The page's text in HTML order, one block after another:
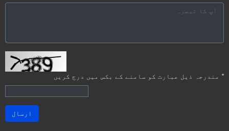
* مندرجہ ذیل عبارت کو سامنے کے بکس میں درج کریں
ارسال